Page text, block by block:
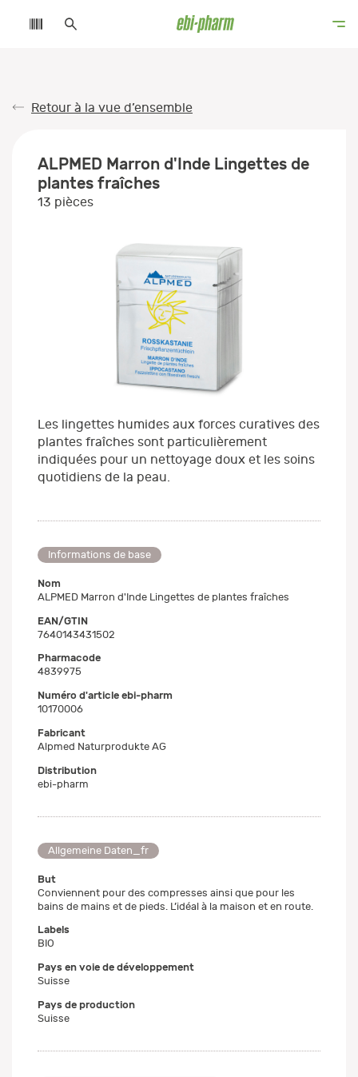
Retour à la vue d’ensemble
ALPMED Marron d'Inde Lingettes de
plantes fraîches
13 pièces
Les lingettes humides aux forces curatives des
plantes fraîches sont particulièrement
indiquées pour un nettoyage doux et les soins
quotidiens de la peau.
Informations de base
Nom
ALPMED Marron d'Inde Lingettes de plantes fraîches
EAN/GTIN
7640143431502
Pharmacode
4839975
Numéro d'article ebi-pharm
10170006
Fabricant
Alpmed Naturprodukte AG
Distribution
ebi-pharm
Allgemeine Daten_fr
But
Conviennent pour des compresses ainsi que pour les
bains de mains et de pieds. L’idéal à la maison et en route.
Labels
BIO
Pays en voie de développement
Suisse
Pays de production
Suisse